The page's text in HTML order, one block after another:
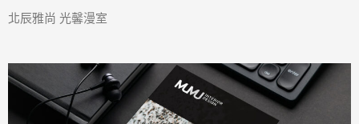
北辰雅尚 光馨漫室